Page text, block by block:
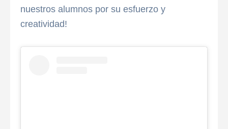
nuestros alumnos por su esfuerzo y
creatividad!